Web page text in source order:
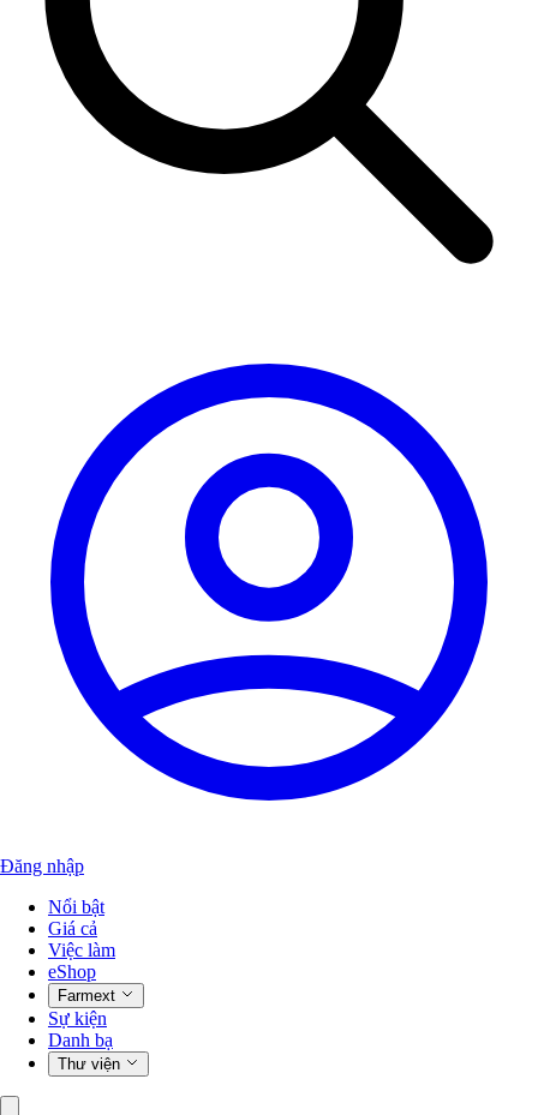
Đăng nhập
Nổi bật
Giá cả
Việc làm
eShop
Farmext
Sự kiện
Danh bạ
Thư viện